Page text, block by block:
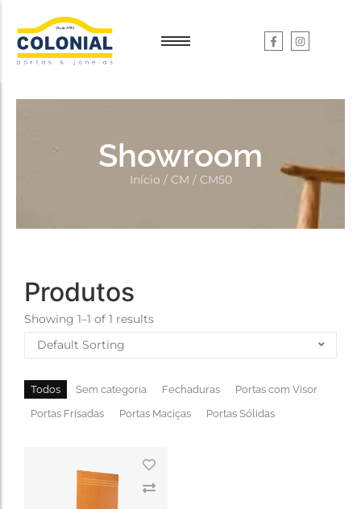
Showroom
Início / CM / CM50
Produtos
Showing 1–1 of 1 results
Todos Sem categoria Fechaduras
Portas com Visor
Portas Frisadas
Portas Maciças Portas Sólidas